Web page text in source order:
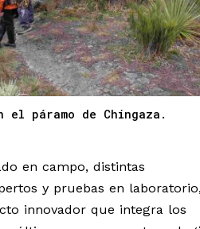
el páramo de Chingaza.
en campo, distintas
y pruebas en
innovador que integra los